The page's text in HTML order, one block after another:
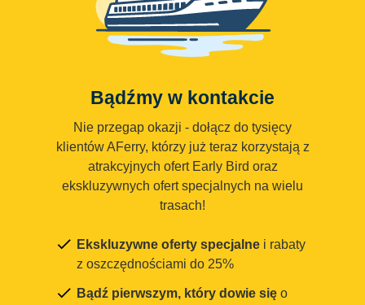
Bądźmy w kontakcie
Nie przegap okazji - dołącz do tysięcy
klientów AFerry, którzy już teraz korzystają z
atrakcyjnych ofert Early Bird oraz
ekskluzywnych ofert specjalnych na wielu
trasach!
Ekskluzywne oferty specjalne i rabaty
z oszczędnościami do 25%
Bądź pierwszym, który dowie się o